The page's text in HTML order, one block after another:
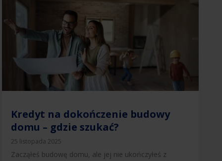
Kredyt na dokończenie budowy
domu – gdzie szukać?
25 listopada 2025
Zacząłeś budowę domu, ale jej nie ukończyłeś z